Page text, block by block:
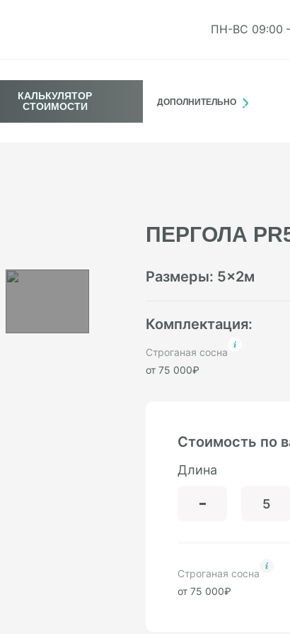
ПН-ВС 09:00
КАЛЬКУЛЯТОР
СТОИМОСТИ
ДОПОЛНИТЕЛЬНО
ПЕРГОЛА
Размеры: 5×2м
Комплектация:
Строганая сосна
от 75 000₽
Стоимость по
Длина
Строганая сосна
от 75 000₽